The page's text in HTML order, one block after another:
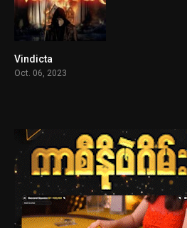
Vindicta
Oct. 06, 2023